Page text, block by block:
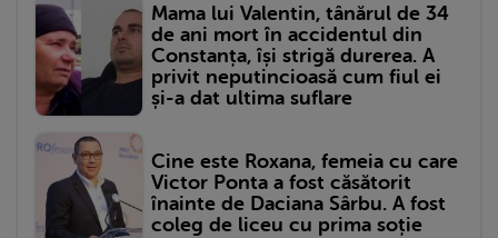
Mama lui Valentin, tânărul de 34
de ani mort în accidentul din
Constanța, își strigă durerea. A
privit neputincioasă cum fiul ei
și-a dat ultima suflare
Cine este Roxana, femeia cu care
Victor Ponta a fost căsătorit
înainte de Daciana Sârbu. A fost
coleg de liceu cu prima soție